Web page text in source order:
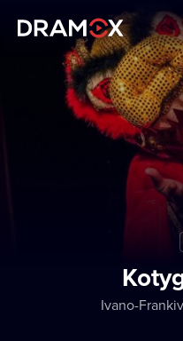
Dárkové poukazy
Registrujte se
Ivano-